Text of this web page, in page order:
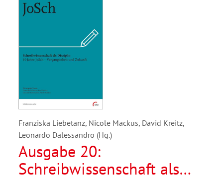
Franziska Liebetanz, Nicole Mackus, David Kreitz,
Leonardo Dalessandro (Hg.)
Ausgabe 20:
Schreibwissenschaft als